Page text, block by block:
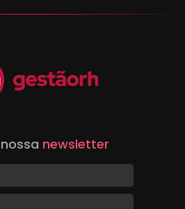
newsletter